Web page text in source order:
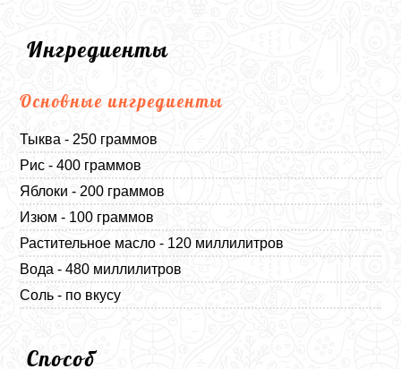
Ингредиенты
Основные ингредиенты
Тыква - 250 граммов
Рис - 400 граммов
Яблоки - 200 граммов
Изюм - 100 граммов
Растительное масло - 120 миллилитров
Вода - 480 миллилитров
Соль - по вкусу
Способ